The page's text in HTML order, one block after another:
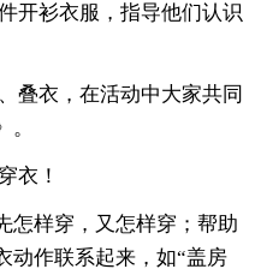
开衫衣服，指导他们认识
叠衣，在活动中大家共同
衣！
怎样穿，又怎样穿；帮助
动作联系起来，如“盖房